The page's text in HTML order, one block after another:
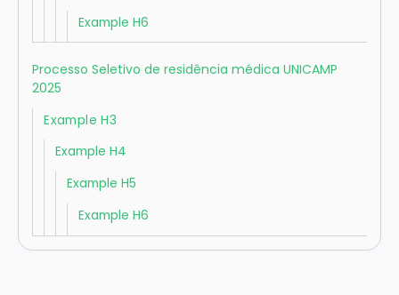
Example H6
Processo Seletivo de residência médica UNICAMP
2025
Example H3
Example H4
Example H5
Example H6